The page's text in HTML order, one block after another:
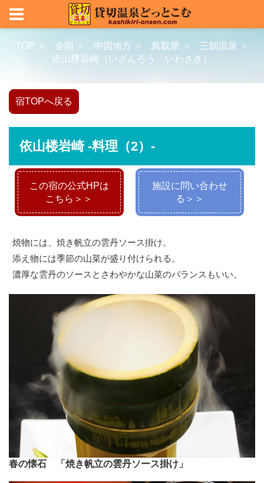
TOP ＞ 全国 ＞ 中国地方 ＞ 鳥取県 ＞
三朝温泉 ＞
依山楼岩崎（いざんろう いわさき）
宿TOPへ戻る
依山楼岩崎 -料理（2）-
この宿の公式HPは
こちら＞＞
施設に問い合わせ
る＞＞
焼物には、焼き帆立の雲丹ソース掛け。
添え物には季節の山菜が盛り付けられる。
濃厚な雲丹のソースとさわやかな山菜のバランスもいい。
春の懐石 「焼き帆立の雲丹ソース掛け」